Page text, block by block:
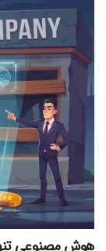
هوش مصنوعی